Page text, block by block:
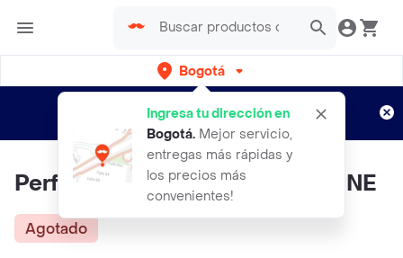
Bogotá
Ingresa tu dirección en
Bogotá. Mejor servicio,
entregas más rápidas y
los precios más
convenientes!
envíos gratis por semanas
Aplican TyC
Perfume Sweet Black De CYZONE
Agotado